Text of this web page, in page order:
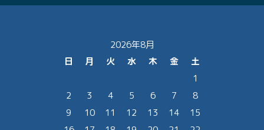
2026年8月
日
月 火 水 木 金
土
1
2
3 4 5 6 7
8
9
10 11 12 13 14
15